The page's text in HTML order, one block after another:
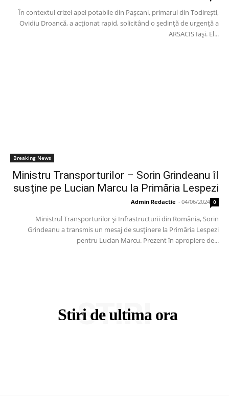
În contextul crizei apei potabile din Pașcani, primarul din Todirești,
Ovidiu Droancă, a acționat rapid, solicitând o ședință de urgență a
ARSACIS Iași. El...
Breaking News
Ministru Transporturilor – Sorin Grindeanu îl
susține pe Lucian Marcu la Primăria Lespezi
Admin Redactie - 04/06/2024 0
Ministrul Transporturilor și Infrastructurii din România, Sorin
Grindeanu a transmis un mesaj de susținere la Primăria Lespezi
pentru Lucian Marcu. Prezent în apropiere de...
Stiri de ultima ora
STIRI